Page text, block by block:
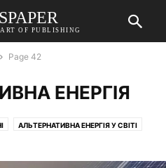
OF PUBLISHING
Page 42
ЕНЕРГІЯ
АЛЬТЕРНАТИВНА ЕНЕРГІЯ У СВІТІ
ЦІКАВІ ФАКТИ